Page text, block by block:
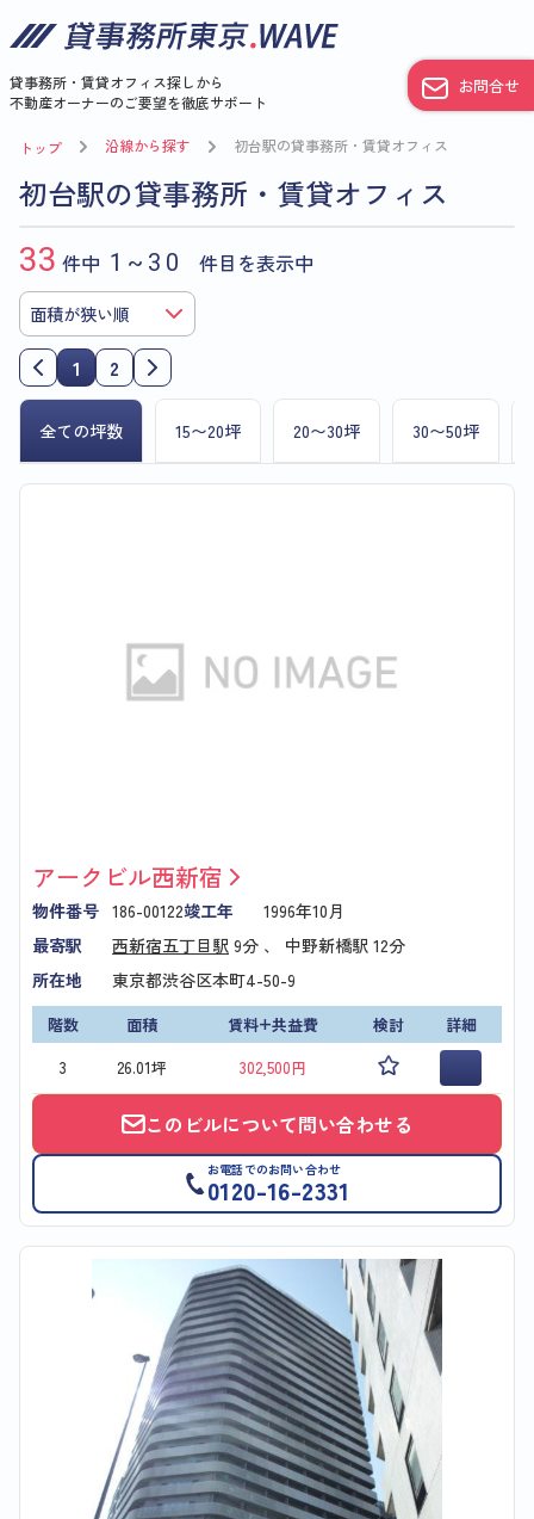
貸事務所・賃貸オフィス探しから
不動産オーナーのご要望を徹底サポート
お問合せ
トップ 沿線から探す 初台駅の貸事務所・賃貸オフィス
初台駅の貸事務所・賃貸オフィス
33 件中 1~30 件目を表示中
1 2
全ての坪数 15〜20坪 20〜30坪 30〜50坪
アークビル西新宿
物件番号 186-00122竣工年
1996年10月
最寄駅
西新宿五丁目駅 9分 、 中野新橋駅 12分
所在地
東京都渋谷区本町4-50-9
階数 面積 賃料+共益費 検討
詳細
3
26.01坪 302,500円
このビルについて問い合わせる
お電話でのお問い合わせ
0120-16-2331